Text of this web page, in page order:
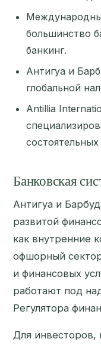
большинство
банкинг.
Антигуа и
глобальной
Antillia
Банковская
Антигуа и
развитой
как внутренние
офшорный
и финансовых
работают под
Регулятора
Для инвесторов,